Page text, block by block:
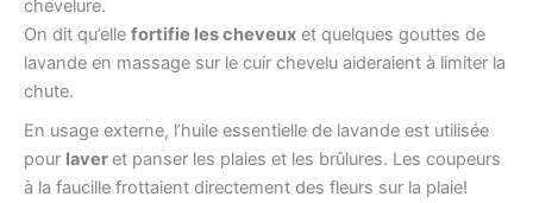
chevelure.
On dit qu’elle fortifie les cheveux et quelques gouttes de
lavande en massage sur le cuir chevelu aideraient à limiter la
chute.
En usage externe, l’huile essentielle de lavande est utilisée
pour laveret panser les plaies et les brûlures. Les coupeurs
à la faucille frottaient directement des fleurs sur la plaie!